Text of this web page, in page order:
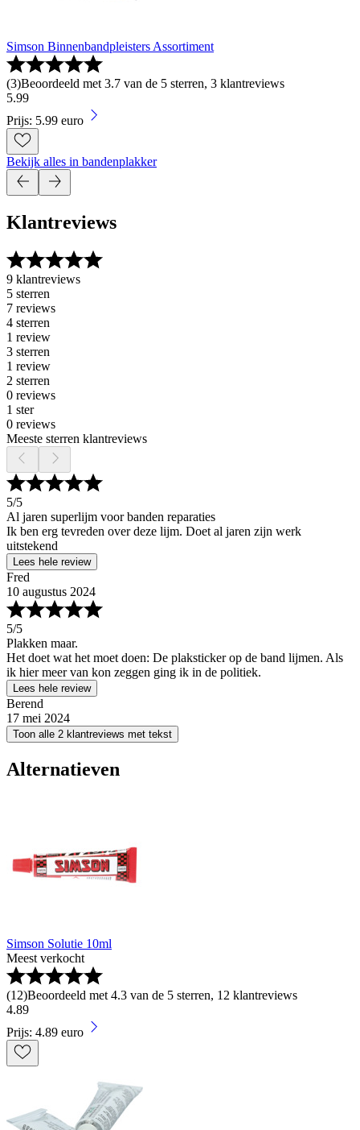
Simson Binnenbandpleisters Assortiment
(3)Beoordeeld met 3.7 van de 5 sterren, 3 klantreviews
5.99
Prijs: 5.99 euro
Bekijk alles in bandenplakker
Klantreviews
9 klantreviews
5 sterren
7 reviews
4 sterren
1 review
3 sterren
1 review
2 sterren
0 reviews
1 ster
0 reviews
Meeste sterren klantreviews
5/5
Al jaren superlijm voor banden reparaties
Ik ben erg tevreden over deze lijm. Doet al jaren zijn werk
uitstekend
Lees hele review
Fred
10 augustus 2024
5/5
Plakken maar.
Het doet wat het moet doen: De plaksticker op de band lijmen. Als
ik hier meer van kon zeggen ging ik in de politiek.
Lees hele review
Berend
17 mei 2024
Toon alle 2 klantreviews met tekst
Alternatieven
Simson Solutie 10ml
Meest verkocht
(12)Beoordeeld met 4.3 van de 5 sterren, 12 klantreviews
4.89
Prijs: 4.89 euro